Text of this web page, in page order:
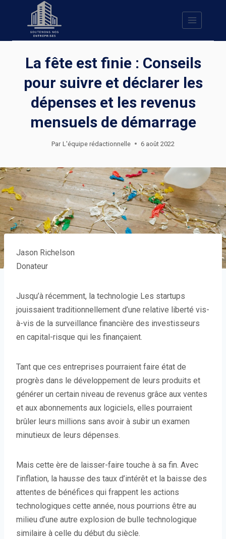
La fête est finie : Conseils
pour suivre et déclarer les
dépenses et les revenus
mensuels de démarrage
Par L'équipe rédactionnelle 6 août 2022
Jason Richelson
Donateur
Jusqu’à récemment, la technologie Les startups
jouissaient traditionnellement d’une relative liberté vis-
à-vis de la surveillance financière des investisseurs
en capital-risque qui les finançaient.
Tant que ces entreprises pourraient faire état de
progrès dans le développement de leurs produits et
générer un certain niveau de revenus grâce aux ventes
et aux abonnements aux logiciels, elles pourraient
brûler leurs millions sans avoir à subir un examen
minutieux de leurs dépenses.
Mais cette ère de laisser-faire touche à sa fin. Avec
l’inflation, la hausse des taux d’intérêt et la baisse des
attentes de bénéfices qui frappent les actions
technologiques cette année, nous pourrions être au
milieu d’une autre explosion de bulle technologique
similaire à celle du début du siècle.